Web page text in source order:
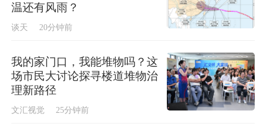
温还有风雨？
谈天 20分钟前
我的家门口，我能堆物吗？这
场市民大讨论探寻楼道堆物治
理新路径
文汇视觉 25分钟前